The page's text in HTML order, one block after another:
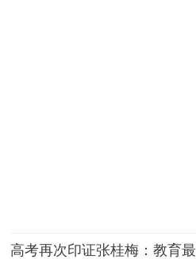
高考再次印证张桂梅：教育